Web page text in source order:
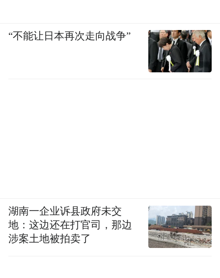
“不能让日本再次走向战争”
湖南一企业诉县政府未交
地：这边还在打官司，那边
涉案土地被拍卖了